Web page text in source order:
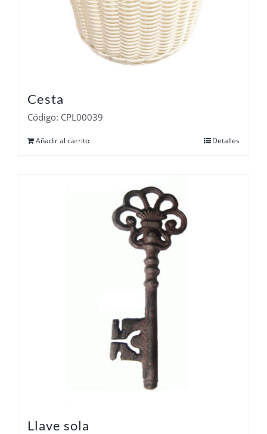
Cesta
Código: CPL00039
Añadir al carrito Detalles
Llave sola